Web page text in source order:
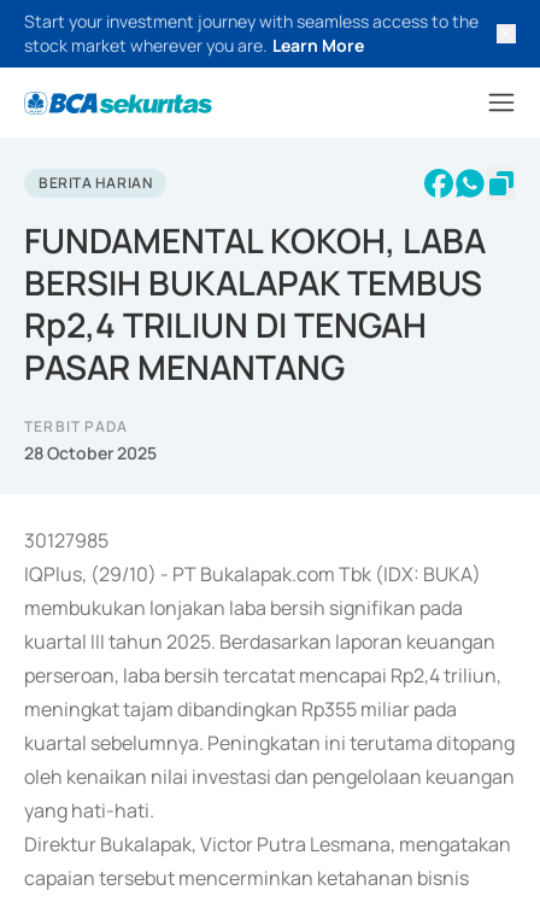
Start your investment journey with seamless access to the
stock market wherever you are. Learn More
BERITA HARIAN
FUNDAMENTAL KOKOH, LABA
BERSIH BUKALAPAK TEMBUS
Rp2,4 TRILIUN DI TENGAH
PASAR MENANTANG
TERBIT PADA
28 October 2025
30127985
IQPlus, (29/10) - PT Bukalapak.com Tbk (IDX: BUKA)
membukukan lonjakan laba bersih signifikan pada
kuartal III tahun 2025. Berdasarkan laporan keuangan
perseroan, laba bersih tercatat mencapai Rp2,4 triliun,
meningkat tajam dibandingkan Rp355 miliar pada
kuartal sebelumnya. Peningkatan ini terutama ditopang
oleh kenaikan nilai investasi dan pengelolaan keuangan
yang hati-hati.
Direktur Bukalapak, Victor Putra Lesmana, mengatakan
capaian tersebut mencerminkan ketahanan bisnis